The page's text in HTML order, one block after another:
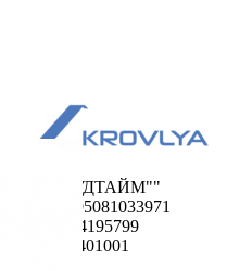
ООО "ФУДТАЙМ""
ОГРН 1195081033971
ИНН 5024195799
КПП 502401001